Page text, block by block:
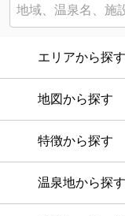
エリアから探す
地図から探す
特徴から探す
温泉地から探す